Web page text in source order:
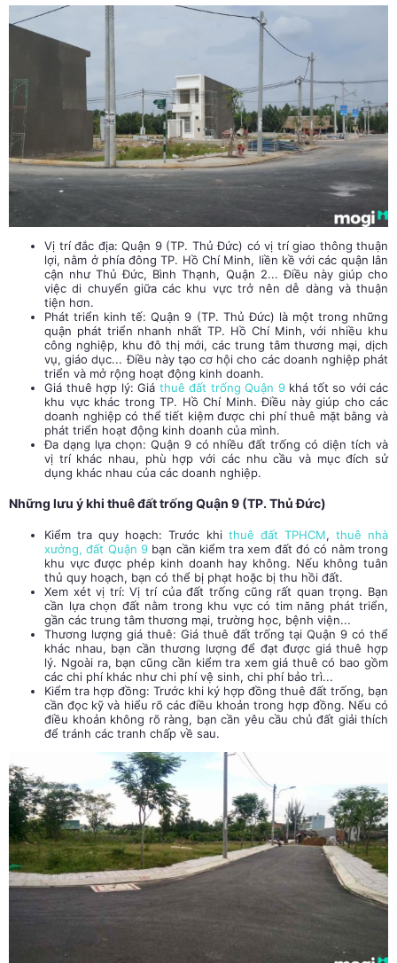
Vị trí đắc địa: Quận 9 (TP. Thủ Đức) có vị trí giao thông thuận
lợi, nằm ở phía đông TP. Hồ Chí Minh, liền kề với các quận lân
cận như Thủ Đức, Bình Thạnh, Quận 2... Điều này giúp cho
việc di chuyển giữa các khu vực trở nên dễ dàng và thuận
tiện hơn.
Phát triển kinh tế: Quận 9 (TP. Thủ Đức) là một trong những
quận phát triển nhanh nhất TP. Hồ Chí Minh, với nhiều khu
công nghiệp, khu đô thị mới, các trung tâm thương mại, dịch
vụ, giáo dục... Điều này tạo cơ hội cho các doanh nghiệp phát
triển và mở rộng hoạt động kinh doanh.
Giá thuê hợp lý: Giá thuê đất trống Quận 9khá tốt so với các
khu vực khác trong TP. Hồ Chí Minh. Điều này giúp cho các
doanh nghiệp có thể tiết kiệm được chi phí thuê mặt bằng và
phát triển hoạt động kinh doanh của mình.
Đa dạng lựa chọn: Quận 9 có nhiều đất trống có diện tích và
vị trí khác nhau, phù hợp với các nhu cầu và mục đích sử
dụng khác nhau của các doanh nghiệp.
Những lưu ý khi thuê đất trống Quận 9 (TP. Thủ Đức)
Kiểm tra quy hoạch: Trước khi thuê đất TPHCM, thuê nhà
xưởng, đất Quận 9bạn cần kiểm tra xem đất đó có nằm trong
khu vực được phép kinh doanh hay không. Nếu không tuân
thủ quy hoạch, bạn có thể bị phạt hoặc bị thu hồi đất.
Xem xét vị trí: Vị trí của đất trống cũng rất quan trọng. Bạn
cần lựa chọn đất nằm trong khu vực có tim năng phát triển,
gần các trung tâm thương mại, trường học, bệnh viện...
Thương lượng giá thuê: Giá thuê đất trống tại Quận 9 có thể
khác nhau, bạn cần thương lượng để đạt được giá thuê hợp
lý. Ngoài ra, bạn cũng cần kiểm tra xem giá thuê có bao gồm
các chi phí khác như chi phí vệ sinh, chi phí bảo trì...
Kiểm tra hợp đồng: Trước khi ký hợp đồng thuê đất trống, bạn
cần đọc kỹ và hiểu rõ các điều khoản trong hợp đồng. Nếu có
điều khoản không rõ ràng, bạn cần yêu cầu chủ đất giải thích
để tránh các tranh chấp về sau.